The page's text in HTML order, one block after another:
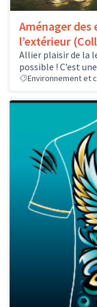
Aménager des
l’extérieur
Allier plaisir de la
possible ! C’est
Environnement et